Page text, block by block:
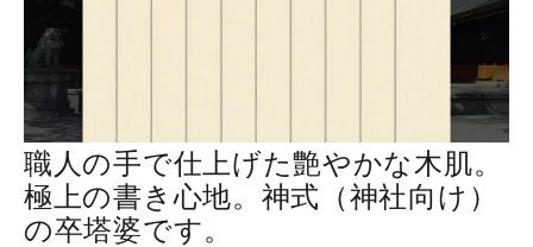
商品から探す
特集
職人の手で仕上げた艶やかな木肌。
極上の書き心地。神式（神社向け）
の卒塔婆です。